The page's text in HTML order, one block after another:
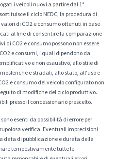
i veicoli nuovi a partire dal 1°
il ciclo NEDC, la procedura di
di CO2 e consumo ottenuti in base
al fine di consentire la comparazione
di CO2 e consumo possono non essere
e consumi, i quali dipendono da
e non esaustivo, allo stile di
e stradali, allo stato, all'uso e
e consumo del veicolo configurato non
di modifiche del ciclo produttivo.
presso il concessionario prescelto.
esenti da possibilità di errore per
verifica. Eventuali imprecisioni
data di pubblicazione e durata delle
tempestivamente tutte le